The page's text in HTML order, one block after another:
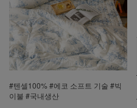
#텐셀100% #에코 소프트 기술 #빅
이불 #국내생산